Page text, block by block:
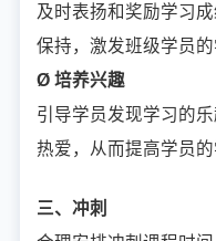
及时表扬和奖励学习
保持，激发班级学员的
Ø 培养兴趣
引导学员发现学习的
热爱，从而提高学员的
三、冲刺